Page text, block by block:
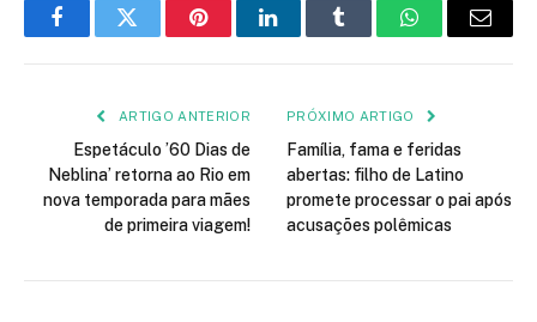
FacebookTwitter PinterestLinkedInTumblr WhatsApp
E-
ARTIGO ANTERIOR
Espetáculo ’60 Dias de
Neblina’ retorna ao Rio em
nova temporada para mães
de primeira viagem!
PRÓXIMO ARTIGO
Família, fama e feridas
abertas: filho de Latino
promete processar o pai após
acusações polêmicas